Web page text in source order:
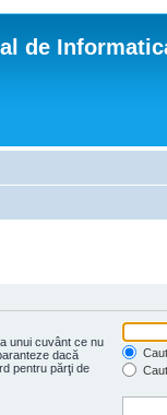
de
unui cuvânt ce nu
dacă
pentru părţi de